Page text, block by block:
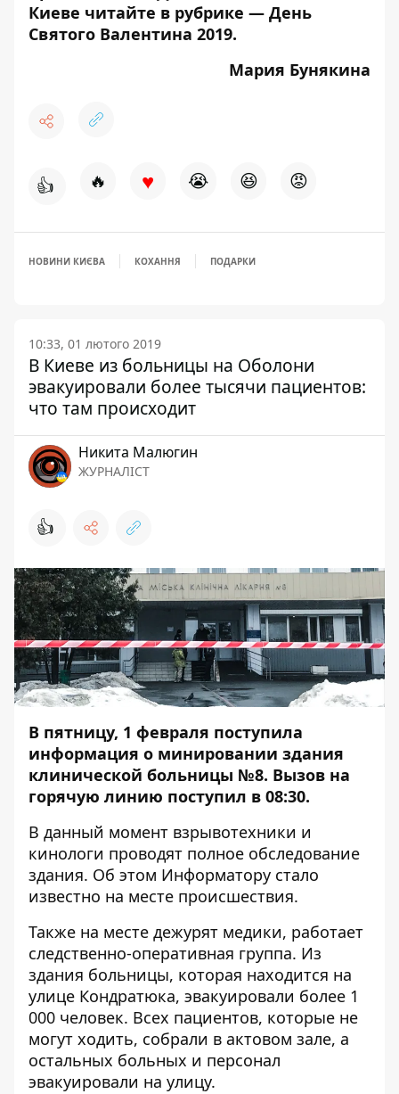
Киеве читайте в рубрике — День
Святого Валентина 2019.
Мария Бунякина
👍 🔥 ♥ 😭 😆 😡
НОВИНИ КИЄВА КОХАННЯ ПОДАРКИ
10:33, 01 лютого 2019
В Киеве из больницы на Оболони
эвакуировали более тысячи пациентов:
что там происходит
Никита Малюгин
ЖУРНАЛІСТ
👍
В пятницу, 1 февраля поступила
информация о минировании здания
клинической больницы №8. Вызов на
горячую линию поступил в 08:30.
В данный момент взрывотехники и
кинологи проводят полное обследование
здания. Об этом Информатору стало
известно на месте происшествия.
Также на месте дежурят медики, работает
следственно-оперативная группа. Из
здания больницы, которая находится на
улице Кондратюка, эвакуировали более 1
000 человек. Всех пациентов, которые не
могут ходить, собрали в актовом зале, а
остальных больных и персонал
эвакуировали на улицу.